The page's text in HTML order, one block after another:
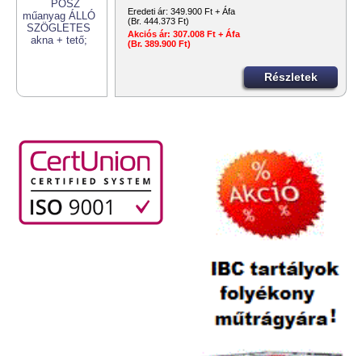
Eredeti ár: 349.900 Ft + Áfa
(Br. 444.373 Ft)
Akciós ár: 307.008 Ft + Áfa
(Br. 389.900 Ft)
Részletek